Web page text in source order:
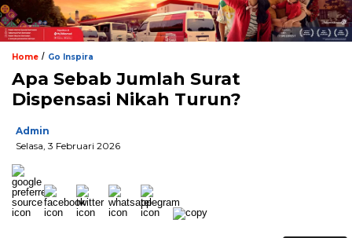
Home / Go Inspira
Apa Sebab Jumlah Surat
Dispensasi Nikah Turun?
Admin
Selasa, 3 Februari 2026